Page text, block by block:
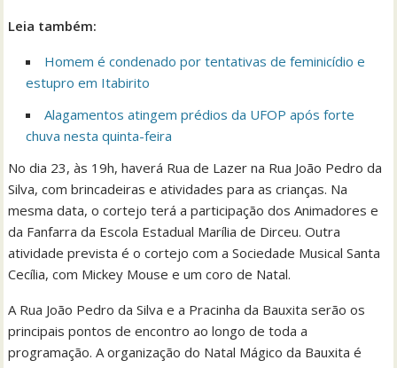
Leia também:
Homem é condenado por tentativas de feminicídio e
estupro em Itabirito
Alagamentos atingem prédios da UFOP após forte
chuva nesta quinta-feira
No dia 23, às 19h, haverá Rua de Lazer na Rua João Pedro da
Silva, com brincadeiras e atividades para as crianças. Na
mesma data, o cortejo terá a participação dos Animadores e
da Fanfarra da Escola Estadual Marília de Dirceu. Outra
atividade prevista é o cortejo com a Sociedade Musical Santa
Cecília, com Mickey Mouse e um coro de Natal.
A Rua João Pedro da Silva e a Pracinha da Bauxita serão os
principais pontos de encontro ao longo de toda a
programação. A organização do Natal Mágico da Bauxita é